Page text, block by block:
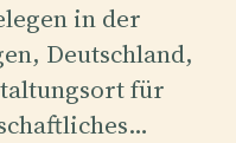
in der
Deutschland,
für